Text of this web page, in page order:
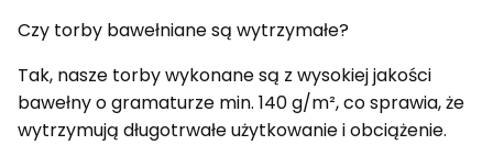
Czy torby bawełniane są wytrzymałe?
Tak, nasze torby wykonane są z wysokiej jakości
bawełny o gramaturze min. 140 g/m², co sprawia, że
wytrzymują długotrwałe użytkowanie i obciążenie.